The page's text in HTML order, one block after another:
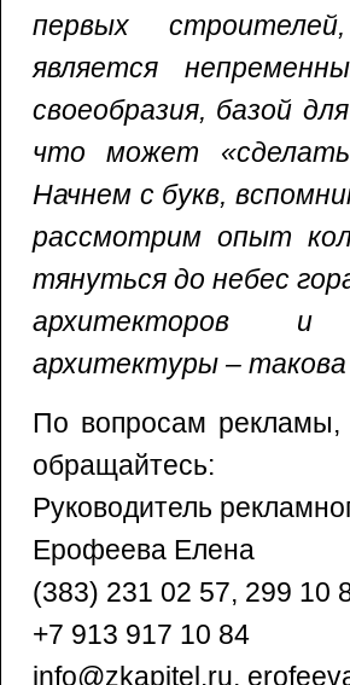
первых
является
своеобразия, базой
что может
Начнем с букв,
рассмотрим опыт
тянуться до небес
архитекторов и
архитектуры –
По вопросам рекламы,
обращайтесь:
Руководитель
Ерофеева Елена
(383) 231 02 57, 299 10
+7 913 917 10 84
info@zkapitel.ru,